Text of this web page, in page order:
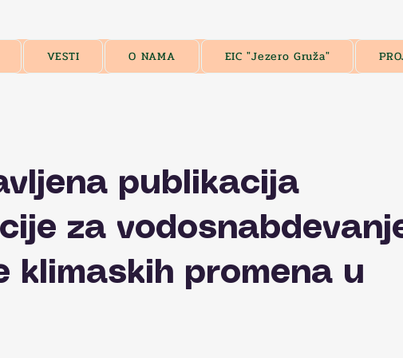
VESTI O NAMA EIC "Jezero Gruža"
publikacija
za
klimaskih promena u